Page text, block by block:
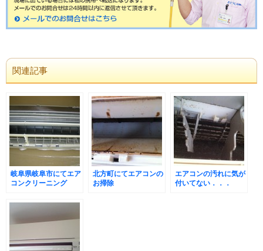
関連記事
岐阜県岐阜市にてエア
コンクリーニング
北方町にてエアコンの
お掃除
エアコンの汚れに気が
付いてない．．．